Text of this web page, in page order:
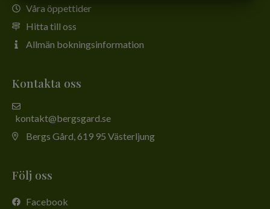
Våra öppettider
Hitta till oss
Allmän bokningsinformation
Kontakta oss
kontakt@bergsgard.se
Bergs Gård, 619 95 Västerljung
Följ oss
Facebook
MARKNADSFÖRING